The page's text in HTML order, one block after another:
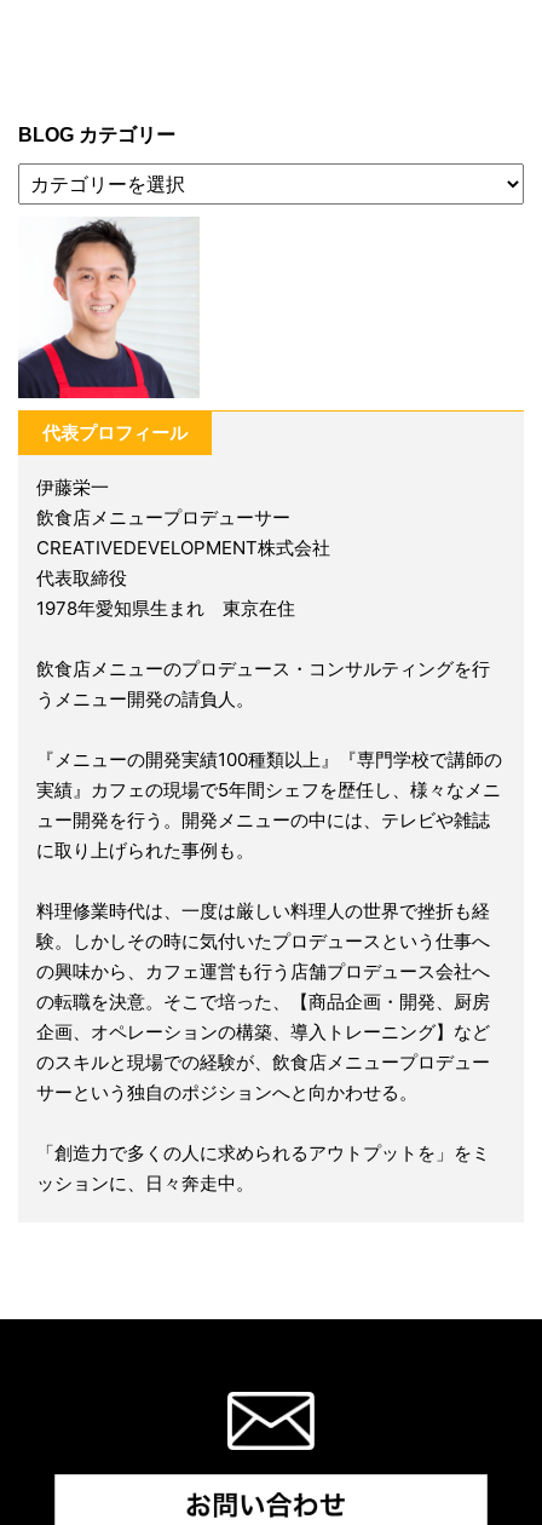
BLOG カテゴリー
代表プロフィール
伊藤栄一
飲食店メニュープロデューサー
CREATIVEDEVELOPMENT株式会社
代表取締役
1978年愛知県生まれ 東京在住
飲食店メニューのプロデュース・コンサルティングを行
うメニュー開発の請負人。
『メニューの開発実績100種類以上』『専門学校で講師の
実績』カフェの現場で5年間シェフを歴任し、様々なメニ
ュー開発を行う。開発メニューの中には、テレビや雑誌
に取り上げられた事例も。
料理修業時代は、一度は厳しい料理人の世界で挫折も経
験。しかしその時に気付いたプロデュースという仕事へ
の興味から、カフェ運営も行う店舗プロデュース会社へ
の転職を決意。そこで培った、【商品企画・開発、厨房
企画、オペレーションの構築、導入トレーニング】など
のスキルと現場での経験が、飲食店メニュープロデュー
サーという独自のポジションへと向かわせる。
「創造力で多くの人に求められるアウトプットを」をミ
ッションに、日々奔走中。